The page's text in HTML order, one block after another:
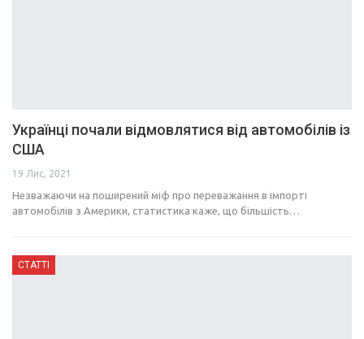
Українці почали відмовлятися від автомобілів із
США
19 Лис, 2021
Незважаючи на поширений міф про переважання в імпорті
автомобілів з Америки, статистика каже, що більшість…
СТАТТІ